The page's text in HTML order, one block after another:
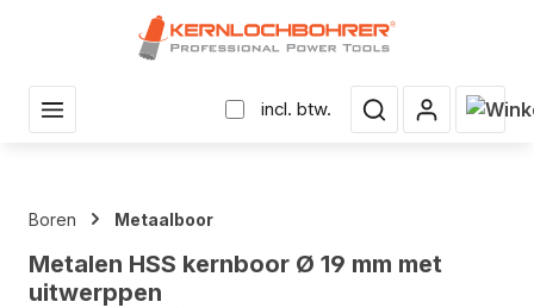
incl. btw.
Boren Metaalboor
Metalen HSS kernboor Ø 19 mm met
uitwerppen